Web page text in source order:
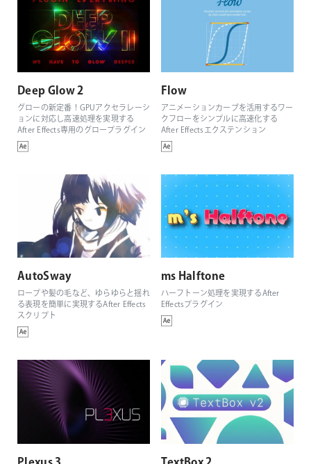
Deep Glow 2
グローの新定番！GPUアクセラレーシ
ョンに対応し高速処理を実現する
After Effects専用のグロープラグイン
Flow
アニメーションカーブを活用するワー
クフローをシンプルに高速化する
After Effectsエクステンション
AutoSway
ロープや髪の毛など、ゆらゆらと揺れ
る表現を簡単に実現するAfter Effects
スクリプト
ms Halftone
ハーフトーン処理を実現するAfter
Effectsプラグイン